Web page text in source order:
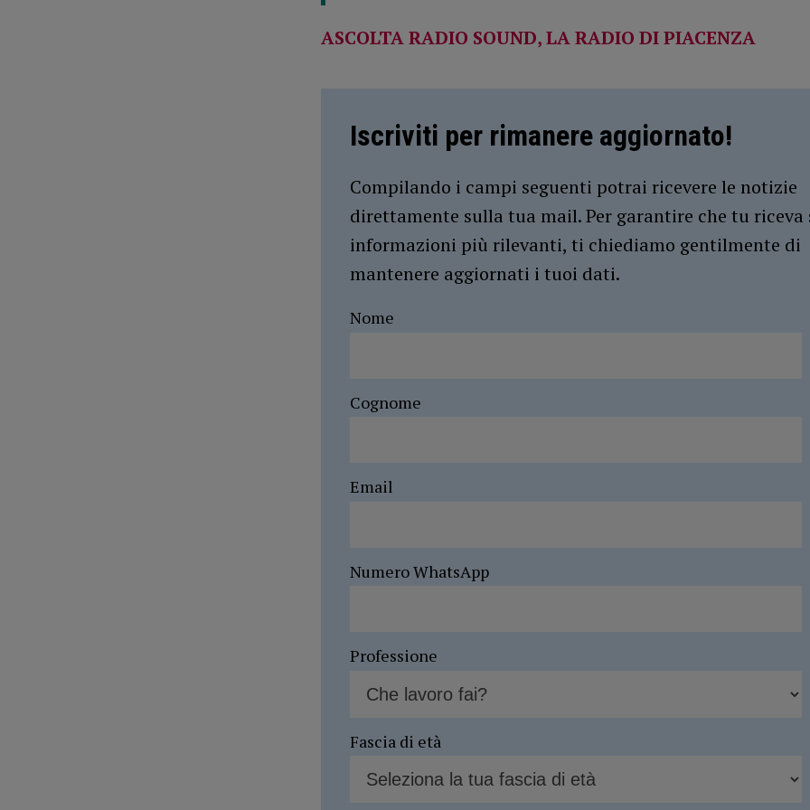
ASCOLTA RADIO SOUND, LA RADIO DI PIACENZA
Iscriviti per rimanere aggiornato!
Compilando i campi seguenti potrai ricevere le notizie
direttamente sulla tua mail. Per garantire che tu riceva
informazioni più rilevanti, ti chiediamo gentilmente di
mantenere aggiornati i tuoi dati.
Nome
Cognome
Email
Numero WhatsApp
Professione
Fascia di età